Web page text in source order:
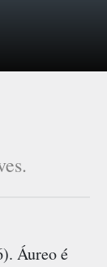
Áureoé